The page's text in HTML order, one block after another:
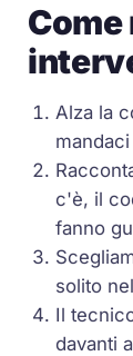
Alza la
c'è, il
fanno
solito
Il
davanti